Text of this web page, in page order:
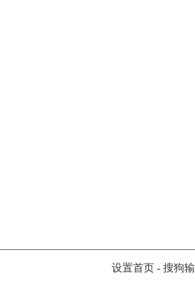
设置首页- 搜狗